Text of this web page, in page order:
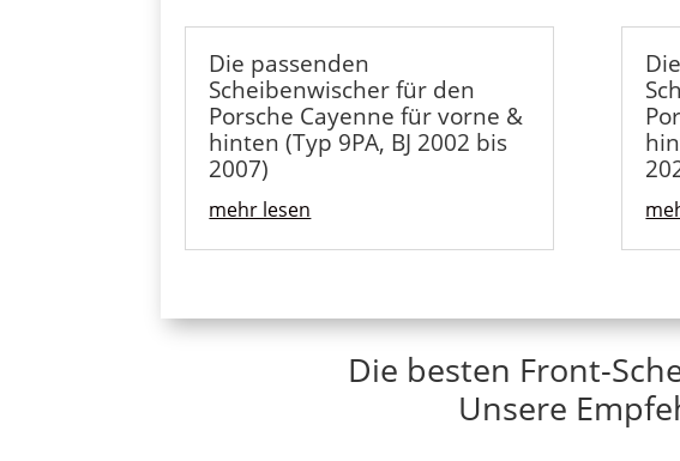
Die passenden
Scheibenwischer für den
Porsche Cayenne für vorne &
hinten (Typ 9PA, BJ 2002 bis
2007)
mehr lesen
Die besten Front-
Unsere